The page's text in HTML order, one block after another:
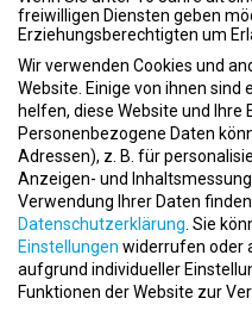
Einsatzgebiete in Wien,
Steiermark
PROFIL:
Abgeschlossene
Ausbildung zum
2 bis 3 Jahre Erfahrungen im
Kommunikations- und
Überzeugungskraft
Strukturierte Arbeitsweise &
Ausdauernd mit großem
Hohe Mobilität und
Sportlich aktiv und
freiwilligen Diensten geben
Erziehungsberechtigten um
Wir verwenden Cookies und
Website. Einige von ihnen sind
helfen, diese Website und Ihre
Personenbezogene Daten
Adressen), z. B. für
Anzeigen- und Inhaltsmessung.
Verwendung Ihrer Daten
Datenschutzerklärung Sie
Einstellungen widerrufen oder
aufgrund individueller
Funktionen der Website zur